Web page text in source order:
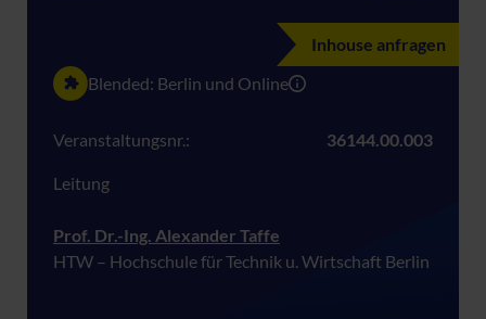
Inhouse anfragen
Blended: Berlin und Online
Veranstaltungsnr.: 36144.00.003
Leitung
Prof. Dr.-Ing. Alexander Taffe
HTW – Hochschule für Technik u. Wirtschaft Berlin